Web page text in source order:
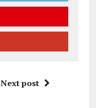
Next post